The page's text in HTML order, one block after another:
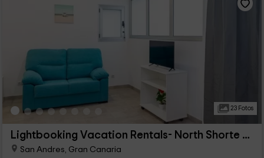
23 Fotos
Lightbooking Vacation Rentals- North Shorte Bajo B
San Andres, Gran Canaria